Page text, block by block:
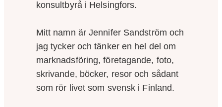
konsultbyrå i Helsingfors.
Mitt namn är Jennifer Sandström och
jag tycker och tänker en hel del om
marknadsföring, företagande, foto,
skrivande, böcker, resor och sådant
som rör livet som svensk i Finland.